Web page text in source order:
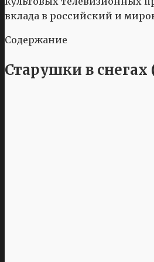
вклада в российский и
Содержание
Старушки в снегах